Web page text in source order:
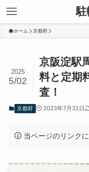
駐
ホーム 京都府
京阪淀駅
料と定期
査！
2025
5/02
京都府 2023年7月31日
当ページのリンク